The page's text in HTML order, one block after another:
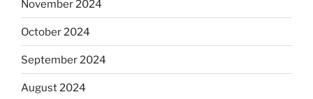
November 2024
October 2024
September 2024
August 2024